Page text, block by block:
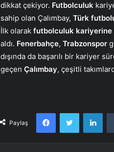
dikkat çekiyor. Futbolculuk
sahip olan Çalımbay, Türk
İlk olarak futbolculuk kariyerine
aldı. Fenerbahçe, Trabzonspor
dışında da başarılı bir kariyer
geçen Çalımbay, çeşitli
Paylaş
FacebookTwitter